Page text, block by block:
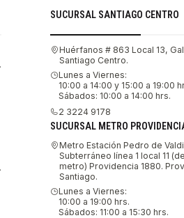
SUCURSAL SANTIAGO CENTRO
Huérfanos # 863 Local 13,
Santiago Centro.
Lunes a Viernes:
10:00 a 14:00 y 15:00 a 19:00
Sábados: 10:00 a 14:00 hrs.
2 3224 9178
SUCURSAL METRO
Metro Estación Pedro de
Subterráneo línea 1 local 11
metro) Providencia 1880.
Santiago.
Lunes a Viernes:
10:00 a 19:00 hrs.
Sábados: 11:00 a 15:30 hrs.